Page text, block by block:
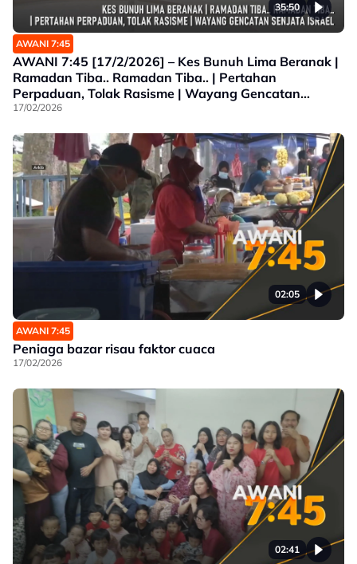
35:50
AWANI 7:45
AWANI 7:45 [17/2/2026] – Kes Bunuh Lima Beranak |
Ramadan Tiba.. Ramadan Tiba.. | Pertahan
Perpaduan, Tolak Rasisme | Wayang Gencatan
Senjata Israel
17/02/2026
02:05
AWANI 7:45
Peniaga bazar risau faktor cuaca
17/02/2026
02:41